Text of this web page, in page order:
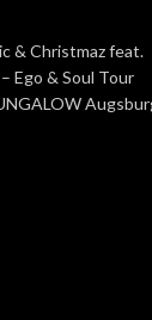
& Christmaz feat.
Ego & Soul Tour